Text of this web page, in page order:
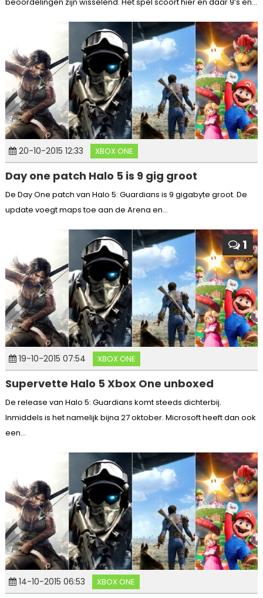
20-10-2015 12:33 XBOX ONE
Day one patch Halo 5 is 9 gig groot
De Day One patch van Halo 5: Guardians is 9 gigabyte groot. De
update voegt maps toe aan de Arena en...
1
19-10-2015 07:54 XBOX ONE
Supervette Halo 5 Xbox One unboxed
De release van Halo 5: Guardians komt steeds dichterbij.
Inmiddels is het namelijk bijna 27 oktober. Microsoft heeft dan ook
een...
14-10-2015 06:53 XBOX ONE